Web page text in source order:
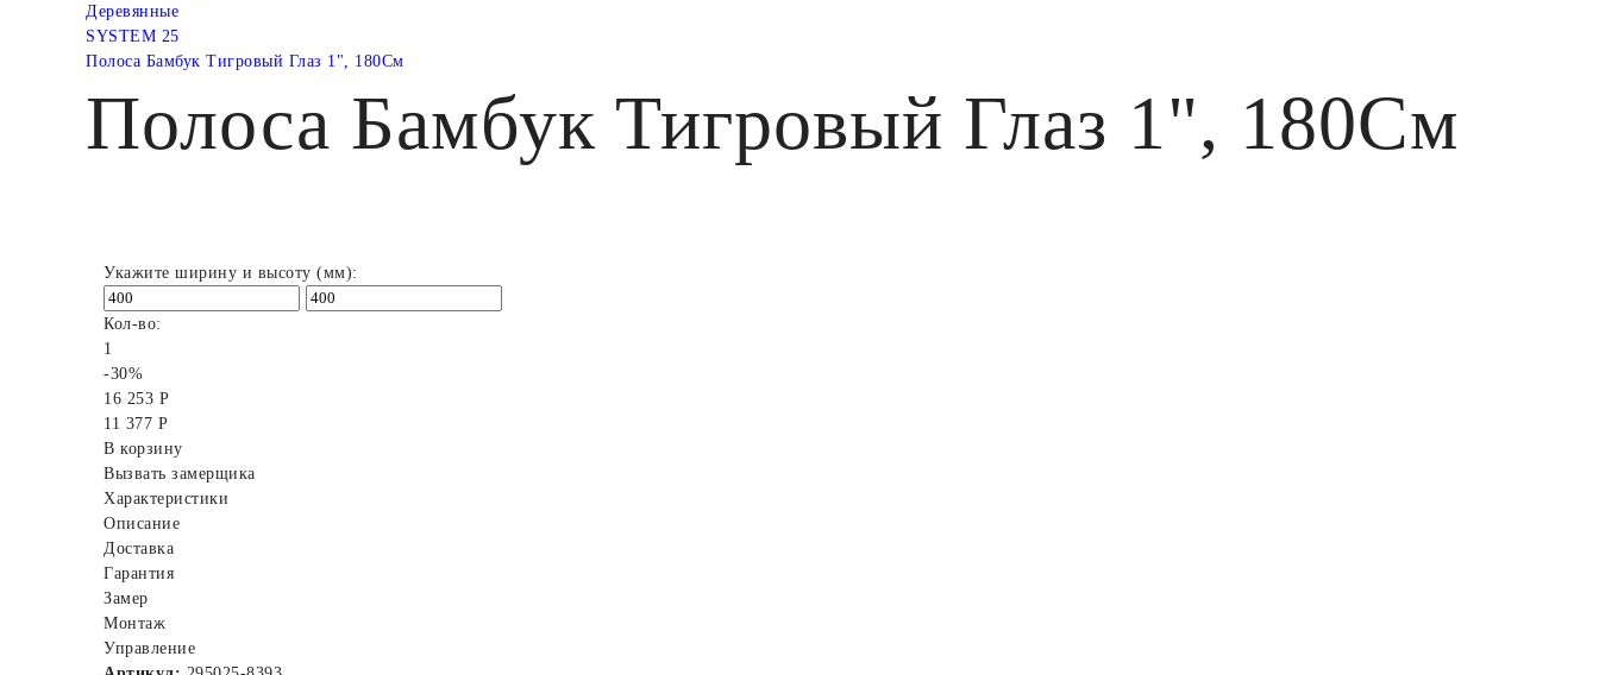
Деревянные
SYSTEM 25
Полоса Бамбук Тигровый Глаз 1", 180См
Полоса Бамбук Тигровый Глаз 1", 180См
Укажите ширину и высоту (мм):
Кол-во:
1
-30%
16 253 Р
11 377 Р
В корзину
Вызвать замерщика
Характеристики
Описание
Доставка
Гарантия
Замер
Монтаж
Управление